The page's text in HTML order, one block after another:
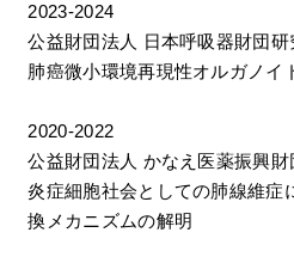
2023-2024
公益財団法人 日本呼吸器財団研
肺癌微小環境再現性オルガノイ
2020-2022
公益財団法人 かなえ医薬振興財
炎症細胞社会としての肺線維症
換メカニズムの解明